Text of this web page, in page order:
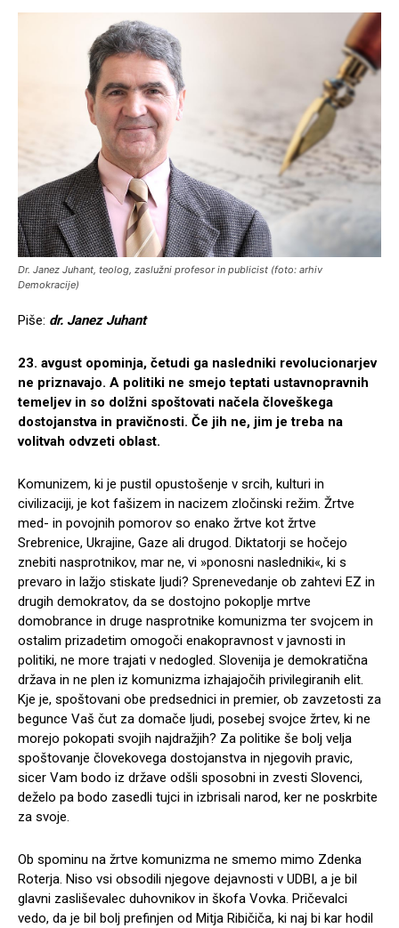
Dr. Janez Juhant, teolog, zaslužni profesor in publicist (foto: arhiv
Demokracije)
Piše: dr. Janez Juhant
23. avgust opominja, četudi ga nasledniki revolucionarjev
ne priznavajo. A politiki ne smejo teptati ustavnopravnih
temeljev in so dolžni spoštovati načela človeškega
dostojanstva in pravičnosti. Če jih ne, jim je treba na
volitvah odvzeti oblast.
Komunizem, ki je pustil opustošenje v srcih, kulturi in
civilizaciji, je kot fašizem in nacizem zločinski režim. Žrtve
med- in povojnih pomorov so enako žrtve kot žrtve
Srebrenice, Ukrajine, Gaze ali drugod. Diktatorji se hočejo
znebiti nasprotnikov, mar ne, vi »ponosni nasledniki«, ki s
prevaro in lažjo stiskate ljudi? Sprenevedanje ob zahtevi EZ in
drugih demokratov, da se dostojno pokoplje mrtve
domobrance in druge nasprotnike komunizma ter svojcem in
ostalim prizadetim omogoči enakopravnost v javnosti in
politiki, ne more trajati v nedogled. Slovenija je demokratična
država in ne plen iz komunizma izhajajočih privilegiranih elit.
Kje je, spoštovani obe predsednici in premier, ob zavzetosti za
begunce Vaš čut za domače ljudi, posebej svojce žrtev, ki ne
morejo pokopati svojih najdražjih? Za politike še bolj velja
spoštovanje človekovega dostojanstva in njegovih pravic,
sicer Vam bodo iz države odšli sposobni in zvesti Slovenci,
deželo pa bodo zasedli tujci in izbrisali narod, ker ne poskrbite
za svoje.
Ob spominu na žrtve komunizma ne smemo mimo Zdenka
Roterja. Niso vsi obsodili njegove dejavnosti v UDBI, a je bil
glavni zasliševalec duhovnikov in škofa Vovka. Pričevalci
vedo, da je bil bolj prefinjen od Mitja Ribičiča, ki naj bi kar hodil